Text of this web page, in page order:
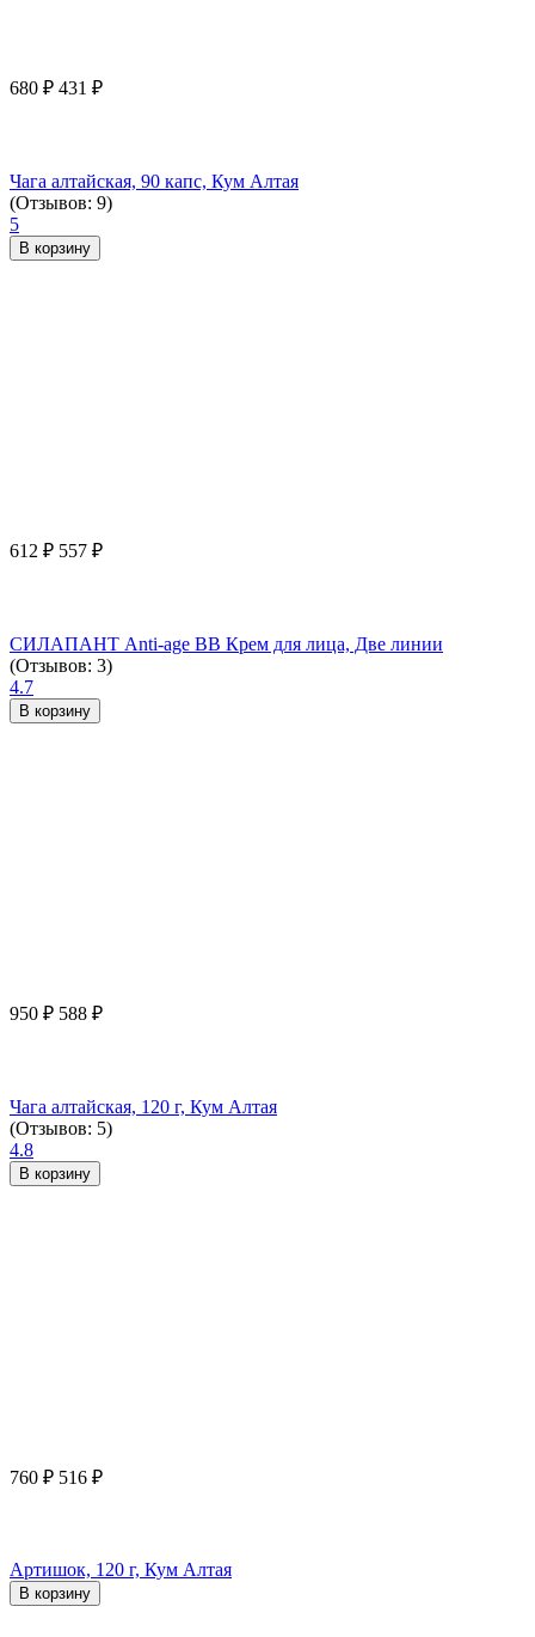
680 ₽ 431 ₽
Чага алтайская, 90 капс, Кум Алтая
(Отзывов: 9)
5
В корзину
612 ₽ 557 ₽
СИЛАПАНТ Anti-age ВВ Крем для лица, Две линии
(Отзывов: 3)
4.7
В корзину
950 ₽ 588 ₽
Чага алтайская, 120 г, Кум Алтая
(Отзывов: 5)
4.8
В корзину
760 ₽ 516 ₽
Артишок, 120 г, Кум Алтая
В корзину